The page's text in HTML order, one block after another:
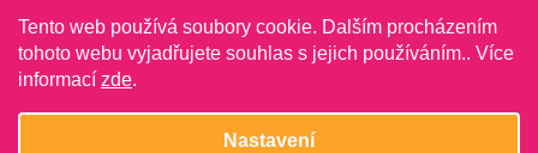
Tento web používá soubory cookie. Dalším procházením
tohoto webu vyjadřujete souhlas s jejich používáním.. Více
informací zde.
Nastavení
Vytvořil Shoptet